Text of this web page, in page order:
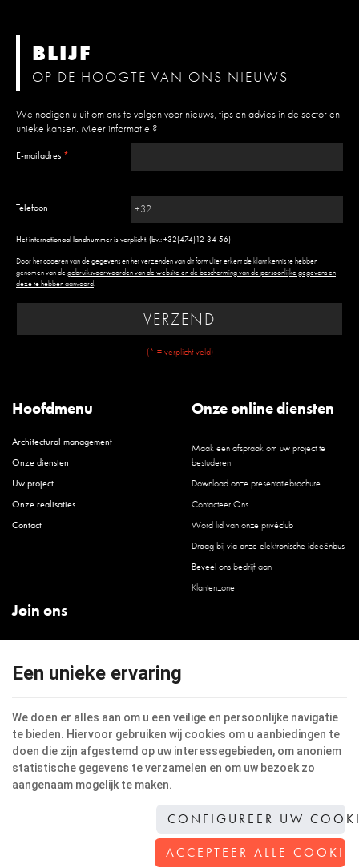
BLIJF
OP DE HOOGTE VAN ONS NIEUWS
We nodigen u uit om ons te volgen voor nieuws, tips en advies in de sector en
unieke kansen. Meer informatie ?
E-mailadres *
Telefoon
Het internationaal landnummer is verplicht. (bv.: +32(474)12-34-56)
Door het coderen van de gegevens en het verzenden van dit formulier erkent de klant kennis te hebben
genomen van degebruiksvoorwaarden van de website en de bescherming van de persoonlijke gegevens en
deze te hebben aanvaard.
VERZEND
(* = verplicht veld)
Hoofdmenu
Architectural management
Onze diensten
Uw project
Onze realisaties
Contact
Onze online diensten
Maak een afspraak om uw project te
bestuderen
Download onze presentatiebrochure
Contacteer Ons
Word lid van onze privéclub
Draag bij via onze elektronische ideeënbus
Beveel ons bedrijf aan
Klantenzone
Join ons
LinkedIn
Facebook
Deze website maakt gebruik van cookies om de gebruikerservaring te verbeteren.
Jacinto Architecture-Algemene Voorwaarden-
Onze partners op
Gebruiksvoorwaarden van de website en bescherming van de persoonlijke gegevens
, ontwerper van websites voor handelaars, zelfstandigen & Kmo's.
Een unieke ervaring
We doen er alles aan om u een veilige en persoonlijke navigatie
te bieden. Hiervoor gebruiken wij cookies om u aanbiedingen te
doen die zijn afgestemd op uw interessegebieden, om anoniem
statistische gegevens te verzamelen en om uw bezoek zo
aangenaam mogelijk te maken.
CONFIGUREER UW
ACCEPTEER ALLE